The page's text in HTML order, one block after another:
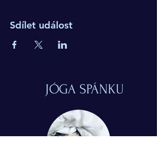
Sdílet událost
JÓGA SPÁNKU